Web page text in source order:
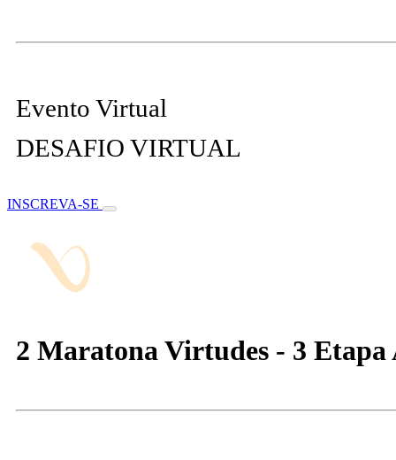
Evento Virtual
DESAFIO VIRTUAL
INSCREVA-SE
2 Maratona Virtudes - 3 Etapa